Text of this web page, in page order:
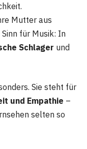
Mutter aus
für Musik: In
Schlager und
Sie steht für
und Empathie –
selten so